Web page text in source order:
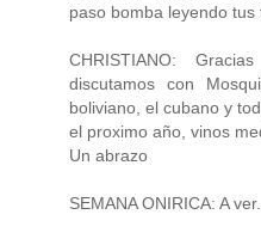
paso bomba leyendo tus
CHRISTIANO:
discutamos con
boliviano, el cubano y
el proximo año, vinos
Un abrazo
SEMANA ONIRICA: A